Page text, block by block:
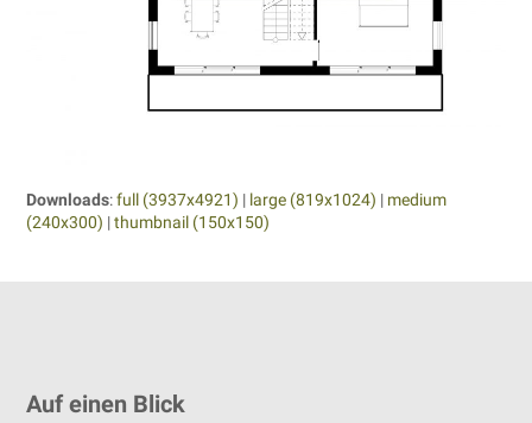
Downloads:full (3937x4921) | large (819x1024) | medium
(240x300) |thumbnail (150x150)
Auf einen Blick